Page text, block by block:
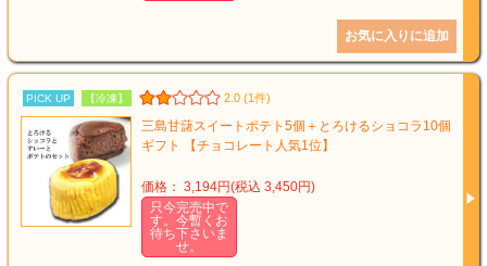
PICK UP 【冷凍】 2.0 (1件)
三島甘藷スイートポテト5個＋とろけるショコラ10個
ギフト 【チョコレート人気1位】
価格： 3,194円(税込 3,450円)
只今完売中で
す。今暫くお
待ち下さいま
せ。